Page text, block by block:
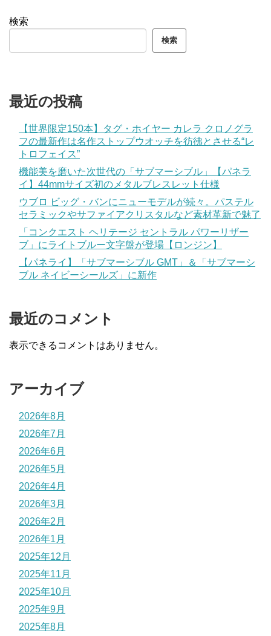
検索
検索
最近の投稿
【世界限定150本】タグ・ホイヤー カレラ クロノグラ
フの最新作は名作ストップウオッチを彷彿とさせる“レ
トロフェイス”
機能美を磨いた次世代の「サブマーシブル」【パネラ
イ】44mmサイズ初のメタルブレスレット仕様
ウブロ ビッグ・バンにニューモデルが続々。パステル
セラミックやサファイアクリスタルなど素材革新で魅了
「コンクエスト ヘリテージ セントラル パワーリザー
ブ」にライトブルー文字盤が登場【ロンジン】
【パネライ】「サブマーシブル GMT」＆「サブマーシ
ブル ネイビーシールズ」に新作
最近のコメント
表示できるコメントはありません。
アーカイブ
2026年8月
2026年7月
2026年6月
2026年5月
2026年4月
2026年3月
2026年2月
2026年1月
2025年12月
2025年11月
2025年10月
2025年9月
2025年8月